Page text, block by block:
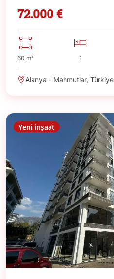
72.000 €
60 m2 1
Alanya - Mahmutlar, Türkiye
Yeni inşaat